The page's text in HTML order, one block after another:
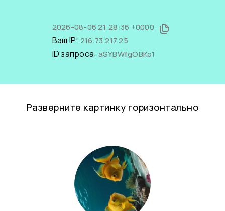
2026-08-06 21:28:36 +0000
Ваш IP: 216.73.217.25
ID запроса: aSYBWfgOBKo1
Разверните картинку горизонтально